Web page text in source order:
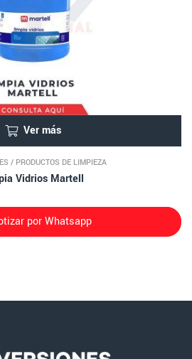
Ver más
/ PRODUCTOS DE LIMPIEZA
Vidrios Martell
por Whatsapp